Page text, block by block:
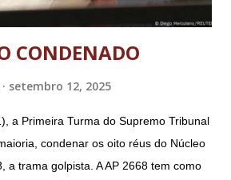
CONDENADO
setembro 12, 2025
a Primeira Turma do Supremo Tribunal
condenar os oito réus do Núcleo
a trama golpista. A AP 2668 tem como